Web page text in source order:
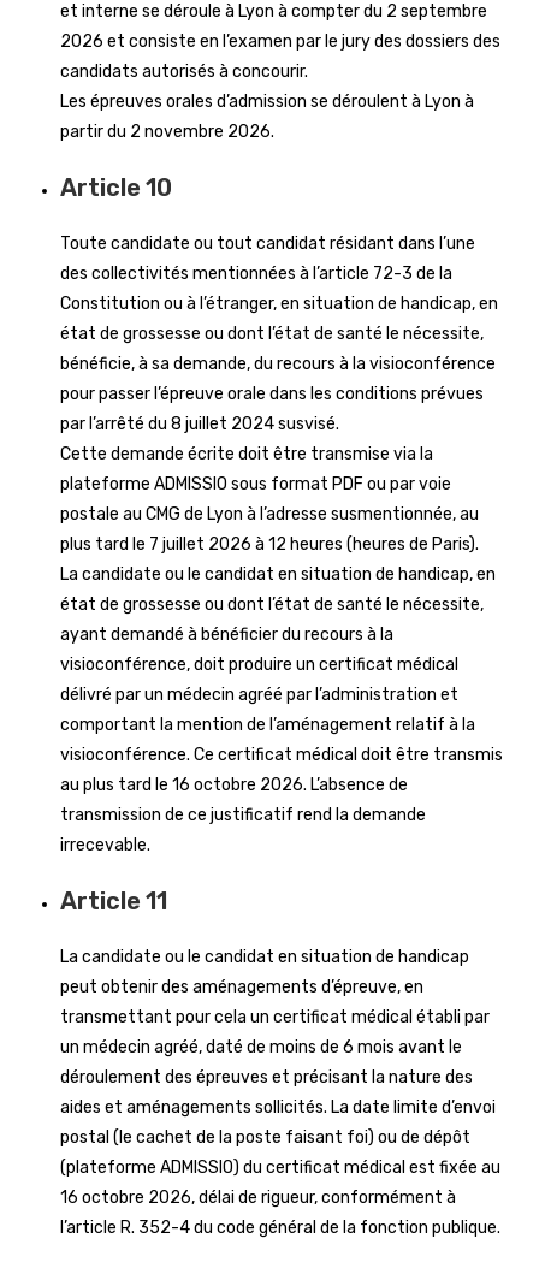
et interne se déroule à Lyon à compter du 2 septembre
2026 et consiste en l’examen par le jury des dossiers des
candidats autorisés à concourir.
Les épreuves orales d’admission se déroulent à Lyon à
partir du 2 novembre 2026.
Article 10
Toute candidate ou tout candidat résidant dans l’une
des collectivités mentionnées à l’article 72-3 de la
Constitution ou à l’étranger, en situation de handicap, en
état de grossesse ou dont l’état de santé le nécessite,
bénéficie, à sa demande, du recours à la visioconférence
pour passer l’épreuve orale dans les conditions prévues
par l’arrêté du 8 juillet 2024 susvisé.
Cette demande écrite doit être transmise via la
plateforme ADMISSIO sous format PDF ou par voie
postale au CMG de Lyon à l’adresse susmentionnée, au
plus tard le 7 juillet 2026 à 12 heures (heures de Paris).
La candidate ou le candidat en situation de handicap, en
état de grossesse ou dont l’état de santé le nécessite,
ayant demandé à bénéficier du recours à la
visioconférence, doit produire un certificat médical
délivré par un médecin agréé par l’administration et
comportant la mention de l’aménagement relatif à la
visioconférence. Ce certificat médical doit être transmis
au plus tard le 16 octobre 2026. L’absence de
transmission de ce justificatif rend la demande
irrecevable.
Article 11
La candidate ou le candidat en situation de handicap
peut obtenir des aménagements d’épreuve, en
transmettant pour cela un certificat médical établi par
un médecin agréé, daté de moins de 6 mois avant le
déroulement des épreuves et précisant la nature des
aides et aménagements sollicités. La date limite d’envoi
postal (le cachet de la poste faisant foi) ou de dépôt
(plateforme ADMISSIO) du certificat médical est fixée au
16 octobre 2026, délai de rigueur, conformément à
l’article R. 352-4 du code général de la fonction publique.